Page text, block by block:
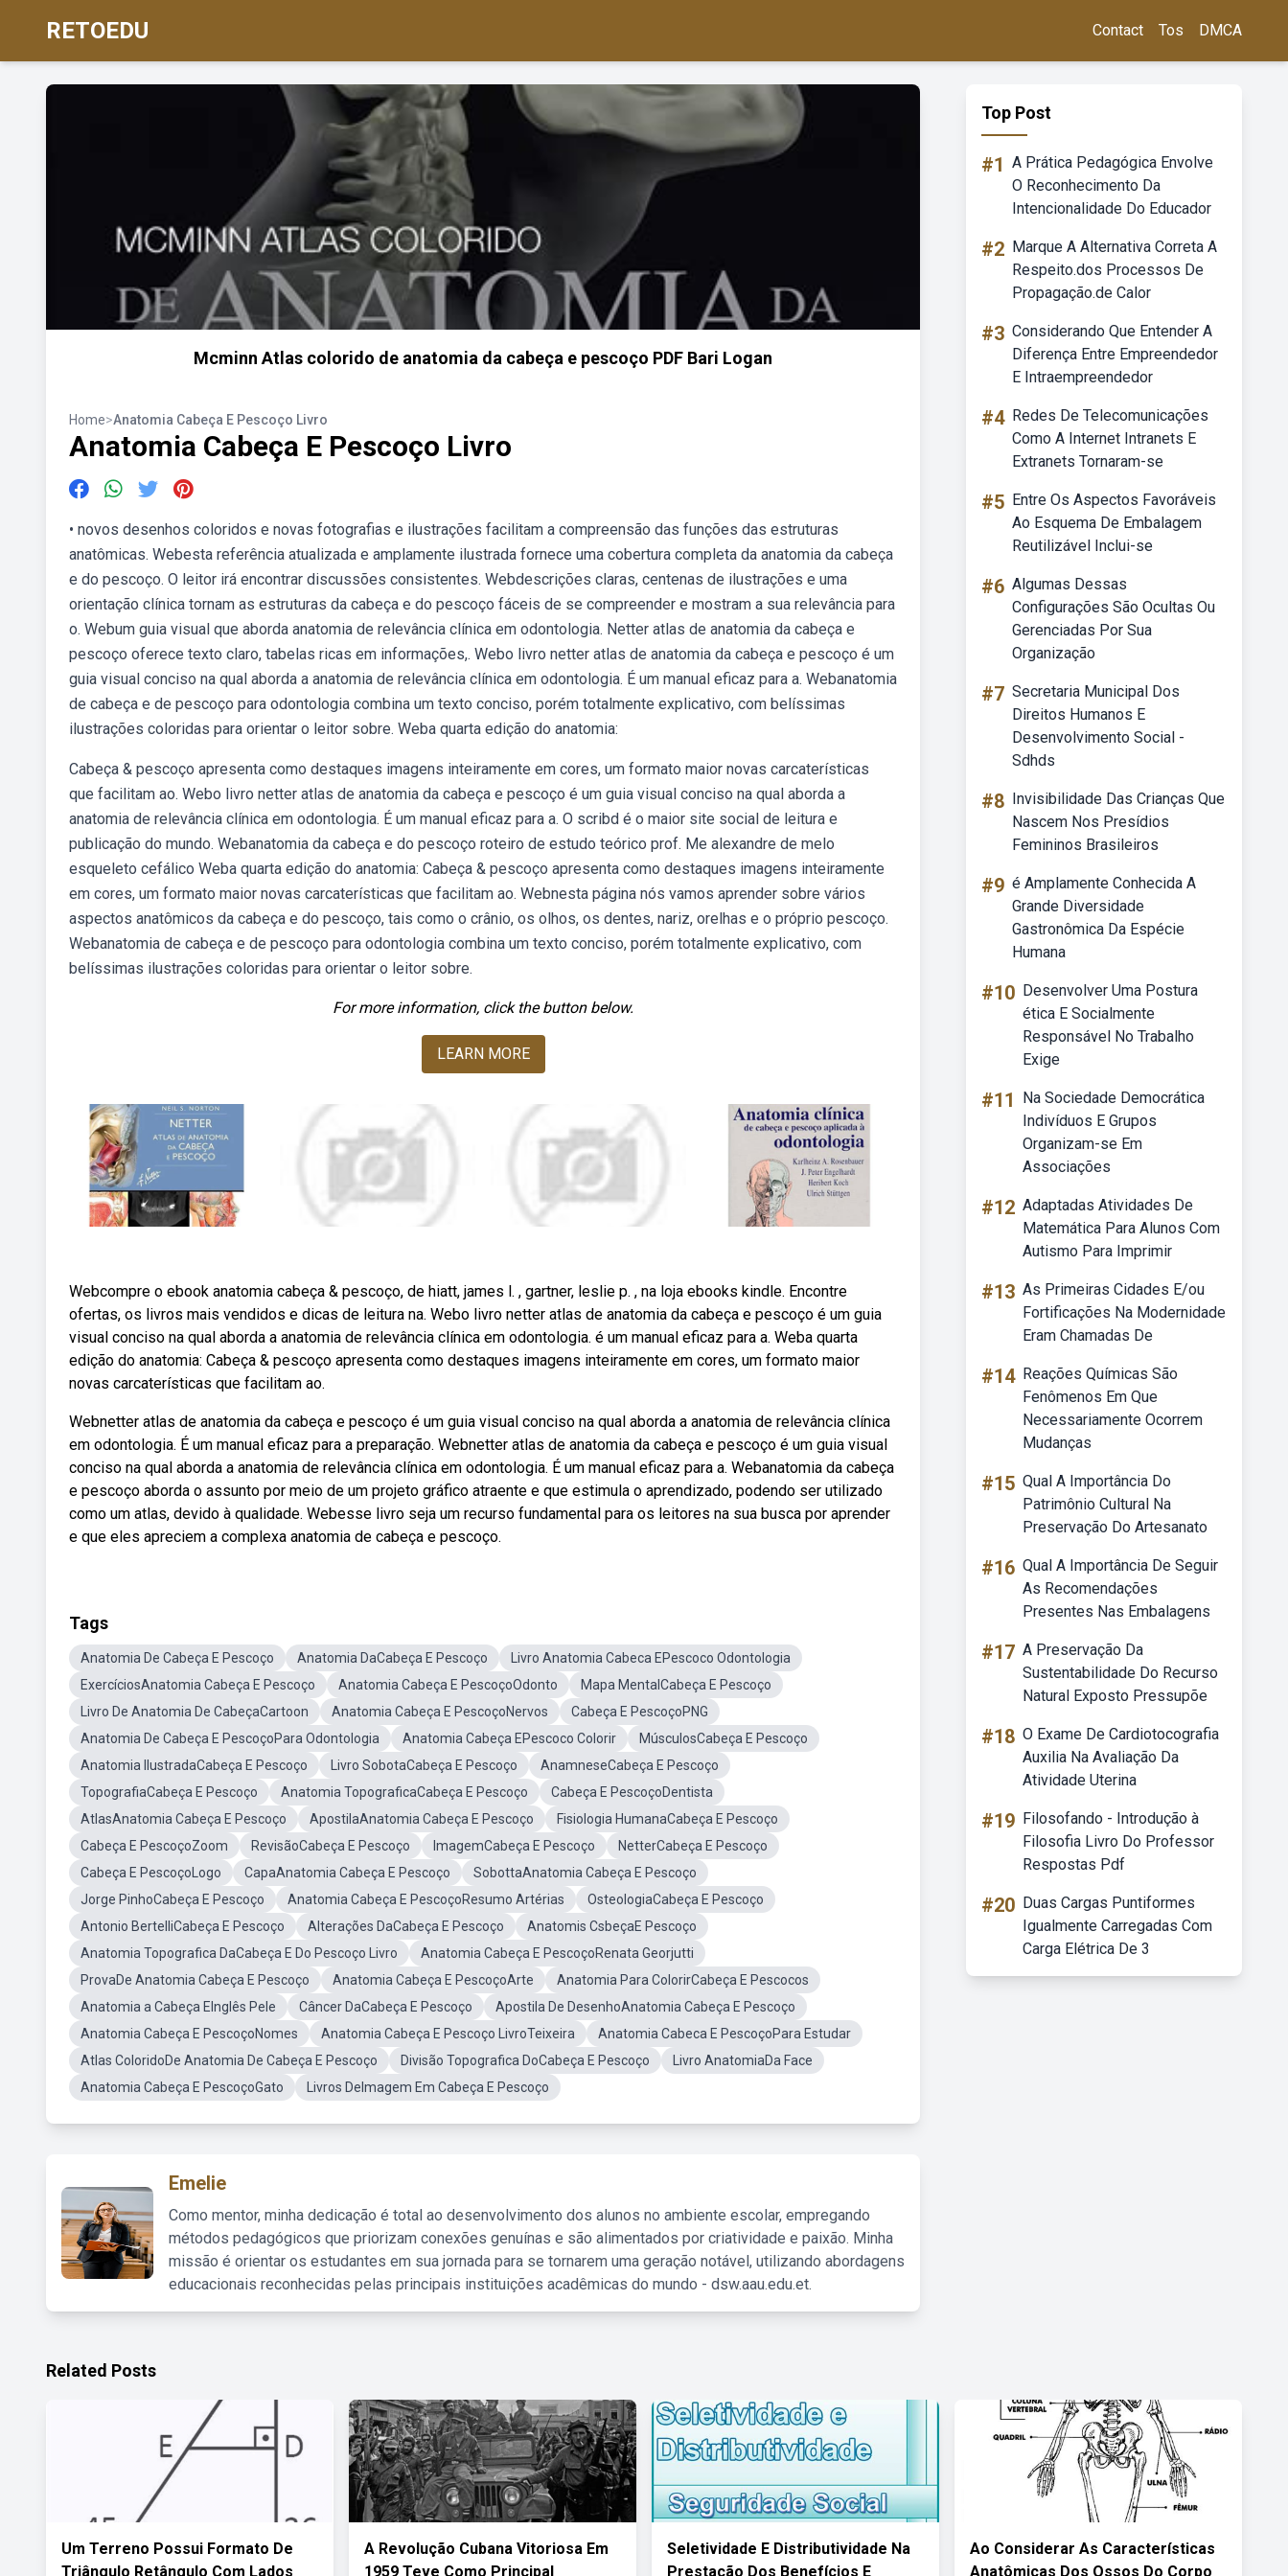
RETOEDU Contact Tos DMCA
Mcminn Atlas colorido de anatomia da cabeça e pescoço PDF Bari Logan
Home>Anatomia Cabeça E Pescoço Livro
Anatomia Cabeça E Pescoço Livro
• novos desenhos coloridos e novas fotografias e ilustrações facilitam a compreensão das funções das estruturas
anatômicas. Webesta referência atualizada e amplamente ilustrada fornece uma cobertura completa da anatomia da cabeça
e do pescoço. O leitor irá encontrar discussões consistentes. Webdescrições claras, centenas de ilustrações e uma
orientação clínica tornam as estruturas da cabeça e do pescoço fáceis de se compreender e mostram a sua relevância para
o. Webum guia visual que aborda anatomia de relevância clínica em odontologia. Netter atlas de anatomia da cabeça e
pescoço oferece texto claro, tabelas ricas em informações,. Webo livro netter atlas de anatomia da cabeça e pescoço é um
guia visual conciso na qual aborda a anatomia de relevância clínica em odontologia. É um manual eficaz para a. Webanatomia
de cabeça e de pescoço para odontologia combina um texto conciso, porém totalmente explicativo, com belíssimas
ilustrações coloridas para orientar o leitor sobre. Weba quarta edição do anatomia:
Cabeça & pescoço apresenta como destaques imagens inteiramente em cores, um formato maior novas carcaterísticas
que facilitam ao. Webo livro netter atlas de anatomia da cabeça e pescoço é um guia visual conciso na qual aborda a
anatomia de relevância clínica em odontologia. É um manual eficaz para a. O scribd é o maior site social de leitura e
publicação do mundo. Webanatomia da cabeça e do pescoço roteiro de estudo teórico prof. Me alexandre de melo
esqueleto cefálico Weba quarta edição do anatomia: Cabeça & pescoço apresenta como destaques imagens inteiramente
em cores, um formato maior novas carcaterísticas que facilitam ao. Webnesta página nós vamos aprender sobre vários
aspectos anatômicos da cabeça e do pescoço, tais como o crânio, os olhos, os dentes, nariz, orelhas e o próprio pescoço.
Webanatomia de cabeça e de pescoço para odontologia combina um texto conciso, porém totalmente explicativo, com
belíssimas ilustrações coloridas para orientar o leitor sobre.
For more information, click the button below.
LEARN MORE
Webcompre o ebook anatomia cabeça & pescoço, de hiatt, james l. , gartner, leslie p. , na loja ebooks kindle. Encontre
ofertas, os livros mais vendidos e dicas de leitura na. Webo livro netter atlas de anatomia da cabeça e pescoço é um guia
visual conciso na qual aborda a anatomia de relevância clínica em odontologia. é um manual eficaz para a. Weba quarta
edição do anatomia: Cabeça & pescoço apresenta como destaques imagens inteiramente em cores, um formato maior
novas carcaterísticas que facilitam ao.
Webnetter atlas de anatomia da cabeça e pescoço é um guia visual conciso na qual aborda a anatomia de relevância clínica
em odontologia. É um manual eficaz para a preparação. Webnetter atlas de anatomia da cabeça e pescoço é um guia visual
conciso na qual aborda a anatomia de relevância clínica em odontologia. É um manual eficaz para a. Webanatomia da cabeça
e pescoço aborda o assunto por meio de um projeto gráfico atraente e que estimula o aprendizado, podendo ser utilizado
como um atlas, devido à qualidade. Webesse livro seja um recurso fundamental para os leitores na sua busca por aprender
e que eles apreciem a complexa anatomia de cabeça e pescoço.
Tags
Anatomia De Cabeça E Pescoço Anatomia DaCabeça E Pescoço
Livro Anatomia Cabeca EPescoco Odontologia
ExercíciosAnatomia Cabeça E Pescoço
Anatomia Cabeça E PescoçoOdonto
Mapa MentalCabeça E Pescoço
Livro De Anatomia De CabeçaCartoon
Anatomia Cabeça E PescoçoNervos
Cabeça E PescoçoPNG
Anatomia De Cabeça E PescoçoPara Odontologia
Anatomia Cabeça EPescoco Colorir
MúsculosCabeça E Pescoço
Anatomia IlustradaCabeça E Pescoço
Livro SobotaCabeça E Pescoço
AnamneseCabeça E Pescoço
TopografiaCabeça E Pescoço
Anatomia TopograficaCabeça E Pescoço
Cabeça E PescoçoDentista
AtlasAnatomia Cabeça E Pescoço
ApostilaAnatomia Cabeça E Pescoço
Fisiologia HumanaCabeça E Pescoço
Cabeça E PescoçoZoom
RevisãoCabeça E Pescoço ImagemCabeça E Pescoço
NetterCabeça E Pescoço
Cabeça E PescoçoLogo
CapaAnatomia Cabeça E Pescoço
SobottaAnatomia Cabeça E Pescoço
Jorge PinhoCabeça E Pescoço
Anatomia Cabeça E PescoçoResumo Artérias
OsteologiaCabeça E Pescoço
Antonio BertelliCabeça E Pescoço
Alterações DaCabeça E Pescoço
Anatomis CsbeçaE Pescoço
Anatomia Topografica DaCabeça E Do Pescoço Livro
Anatomia Cabeça E PescoçoRenata Georjutti
ProvaDe Anatomia Cabeça E Pescoço
Anatomia Cabeça E PescoçoArte
Anatomia Para ColorirCabeça E Pescocos
Anatomia a Cabeça EInglês Pele
Câncer DaCabeça E Pescoço
Apostila De DesenhoAnatomia Cabeça E Pescoço
Anatomia Cabeça E PescoçoNomes
Anatomia Cabeça E Pescoço LivroTeixeira
Anatomia Cabeca E PescoçoPara Estudar
Atlas ColoridoDe Anatomia De Cabeça E Pescoço
Divisão Topografica DoCabeça E Pescoço
Livro AnatomiaDa Face
Anatomia Cabeça E PescoçoGato
Livros DeImagem Em Cabeça E Pescoço
Emelie
Como mentor, minha dedicação é total ao desenvolvimento dos alunos no ambiente escolar, empregando
métodos pedagógicos que priorizam conexões genuínas e são alimentados por criatividade e paixão. Minha
missão é orientar os estudantes em sua jornada para se tornarem uma geração notável, utilizando abordagens
educacionais reconhecidas pelas principais instituições acadêmicas do mundo - dsw.aau.edu.et.
Top Post
#1 A Prática Pedagógica Envolve
O Reconhecimento Da
Intencionalidade Do Educador
#2 Marque A Alternativa Correta A
Respeito.dos Processos De
Propagação.de Calor
#3 Considerando Que Entender A
Diferença Entre Empreendedor
E Intraempreendedor
#4 Redes De Telecomunicações
Como A Internet Intranets E
Extranets Tornaram-se
#5 Entre Os Aspectos Favoráveis
Ao Esquema De Embalagem
Reutilizável Inclui-se
#6 Algumas Dessas
Configurações São Ocultas Ou
Gerenciadas Por Sua
Organização
#7 Secretaria Municipal Dos
Direitos Humanos E
Desenvolvimento Social -
Sdhds
#8 Invisibilidade Das Crianças Que
Nascem Nos Presídios
Femininos Brasileiros
#9 é Amplamente Conhecida A
Grande Diversidade
Gastronômica Da Espécie
Humana
#10 Desenvolver Uma Postura
ética E Socialmente
Responsável No Trabalho
Exige
#11
Na Sociedade Democrática
Indivíduos E Grupos
Organizam-se Em
Associações
#12 Adaptadas Atividades De
Matemática Para Alunos Com
Autismo Para Imprimir
#13 As Primeiras Cidades E/ou
Fortificações Na Modernidade
Eram Chamadas De
#14 Reações Químicas São
Fenômenos Em Que
Necessariamente Ocorrem
Mudanças
#15 Qual A Importância Do
Patrimônio Cultural Na
Preservação Do Artesanato
#16 Qual A Importância De Seguir
As Recomendações
Presentes Nas Embalagens
#17 A Preservação Da
Sustentabilidade Do Recurso
Natural Exposto Pressupõe
#18 O Exame De Cardiotocografia
Auxilia Na Avaliação Da
Atividade Uterina
#19 Filosofando - Introdução à
Filosofia Livro Do Professor
Respostas Pdf
#20 Duas Cargas Puntiformes
Igualmente Carregadas Com
Carga Elétrica De 3
Related Posts
Um Terreno Possui Formato De
Triângulo Retângulo Com Lados
A Revolução Cubana Vitoriosa Em
1959 Teve Como Principal
Seletividade E Distributividade Na
Prestação Dos Benefícios E
Ao Considerar As Características
Anatômicas Dos Ossos Do Corpo